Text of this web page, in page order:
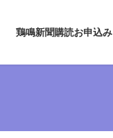
鶏鳴新聞購読お申込み